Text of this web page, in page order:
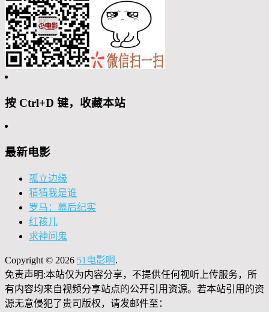
按 Ctrl+D 键，收藏本站
最新电影
孤立边缘
猜猜我是谁
罗马：幕后纪实
红孩儿
求神问鬼
Copyright © 2026 51电影啊 .
免责声明:本站仅为内容分享，不提供任何视听上传服务，所
有内容均来自视频分享站点的公开引用资源。若本站引用的资
源无意侵犯了贵司版权，请发邮件至：